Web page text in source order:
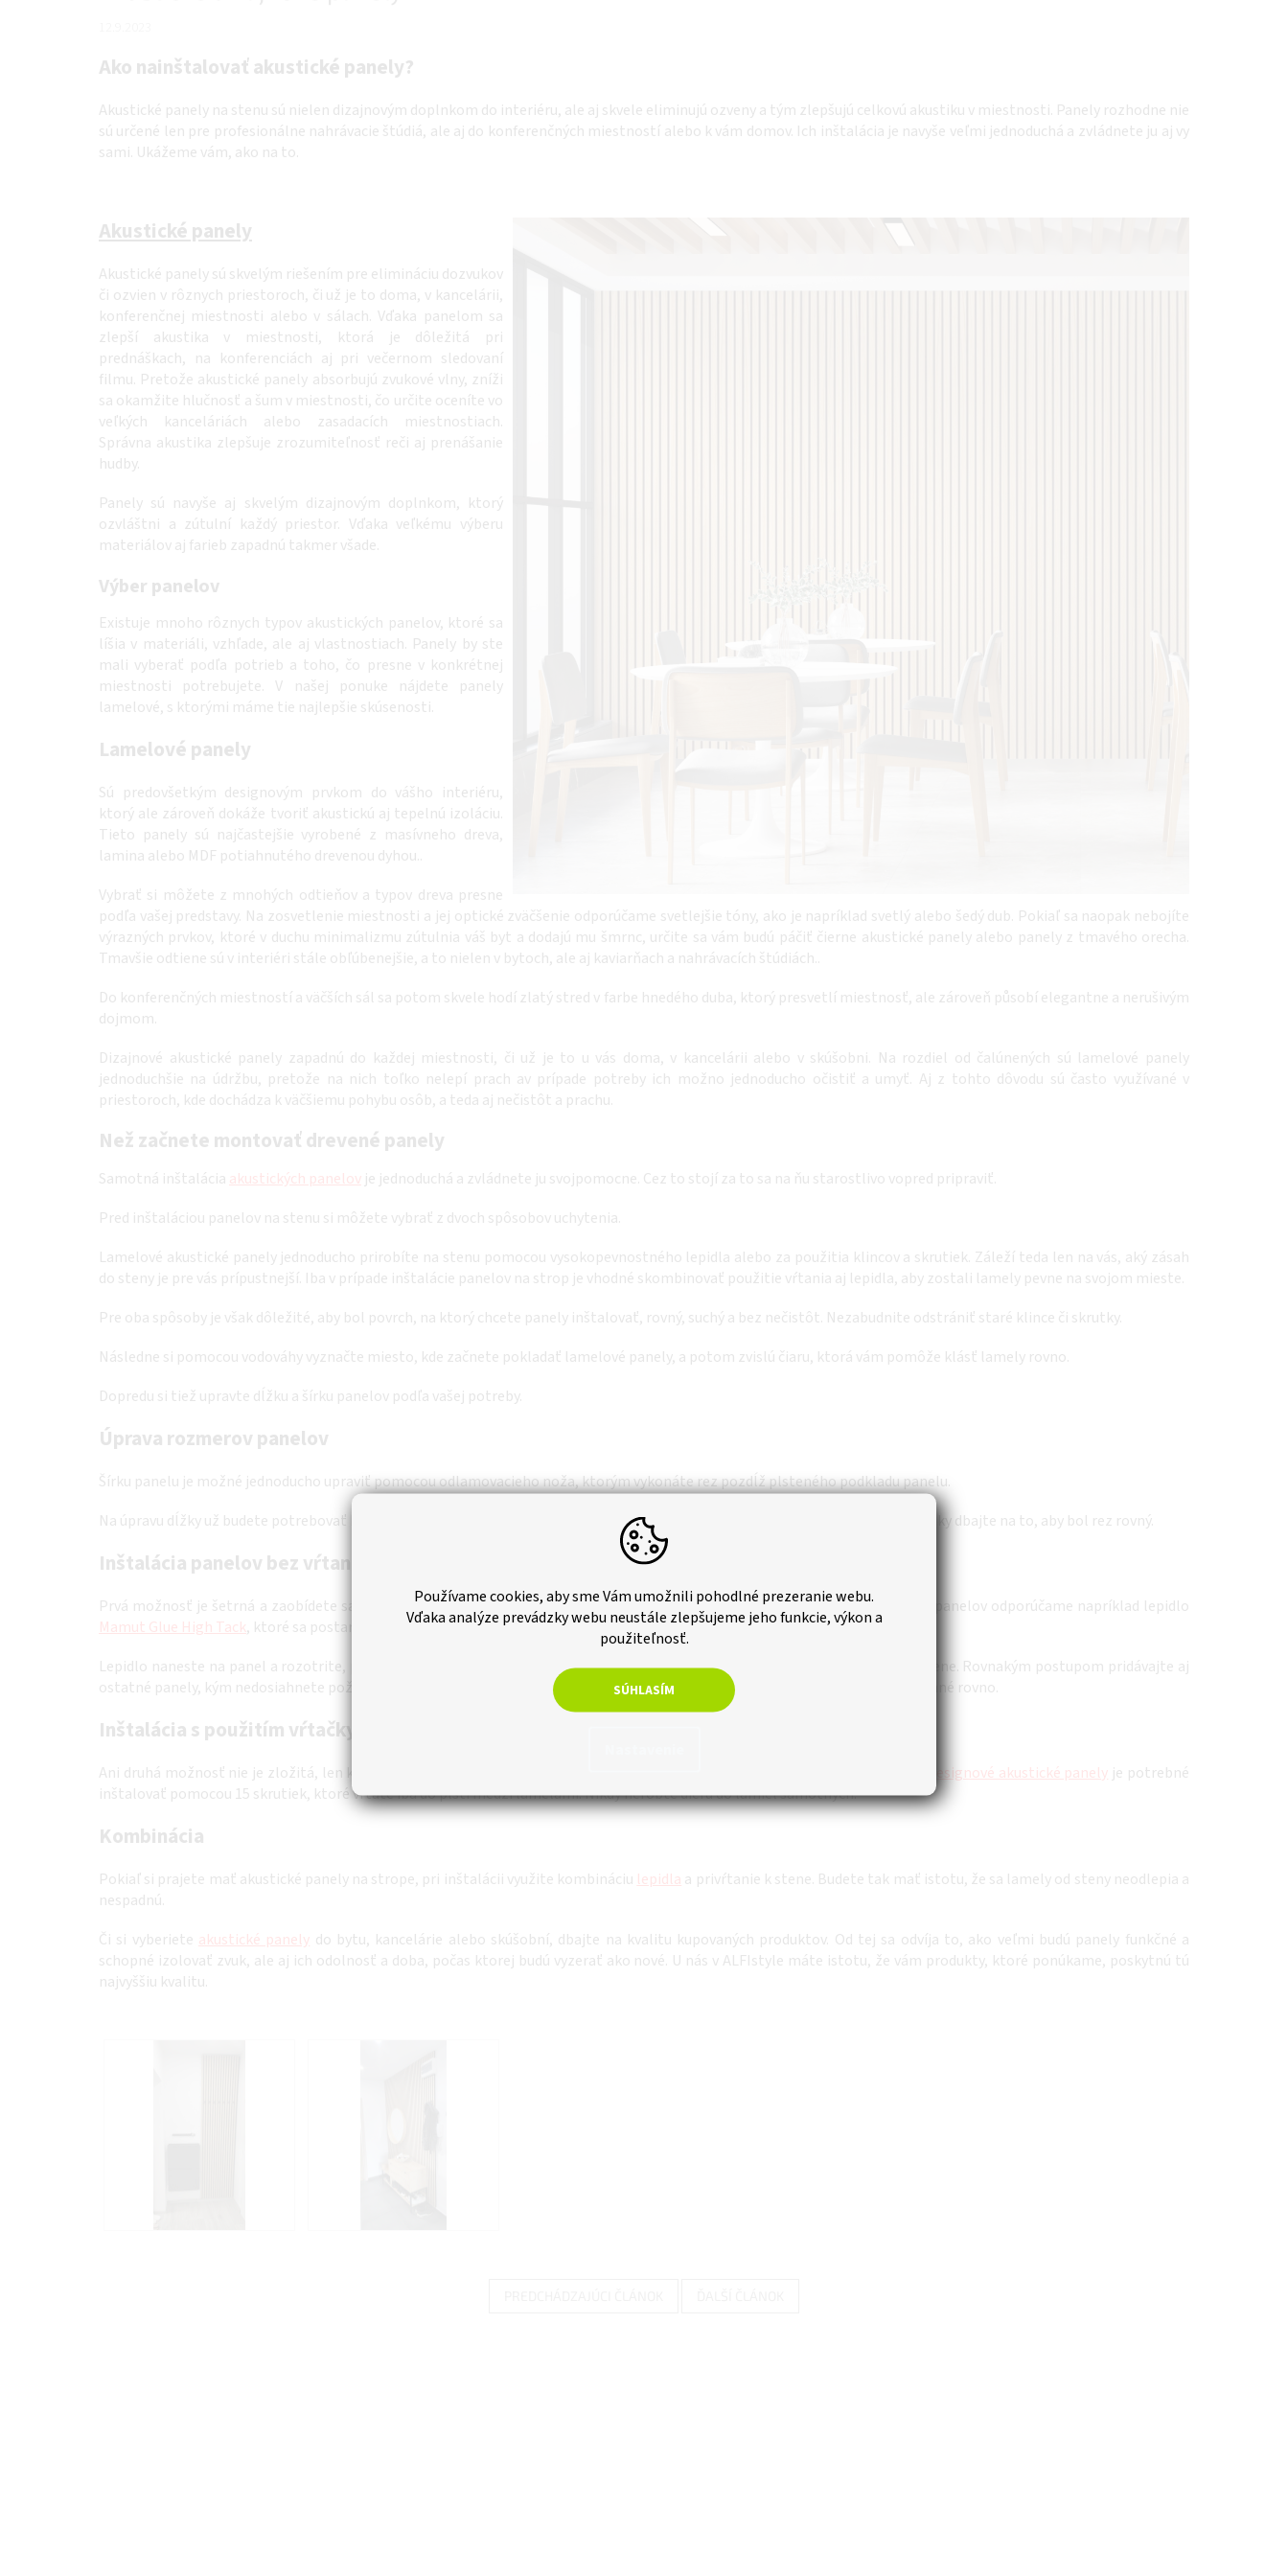
Používame cookies, aby sme Vám umožnili pohodlné prezeranie webu.
Vďaka analýze prevádzky webu neustále zlepšujeme jeho funkcie, výkon a
použiteľnosť.
SÚHLASÍM
Ako nainštalovať akustické panely?
Akustické panely na stenu sú nielen dizajnovým doplnkom do interiéru, ale aj skvele eliminujú ozveny a tým zlepšujú celkovú akustiku v miestnosti. Panely rozhodne nie
sú určené len pre profesionálne nahrávacie štúdiá, ale aj do konferenčných miestností alebo k vám domov. Ich inštalácia je navyše veľmi jednoduchá a zvládnete ju aj vy
sami. Ukážeme vám, ako na to.
Akustické panely
Akustické panely sú skvelým riešením pre elimináciu dozvukov
či ozvien v rôznych priestoroch, či už je to doma, v kancelárii,
konferenčnej miestnosti alebo v sálach. Vďaka panelom sa
zlepší akustika v miestnosti, ktorá je dôležitá pri
prednáškach, na konferenciách aj pri večernom sledovaní
filmu. Pretože akustické panely absorbujú zvukové vlny, zníži
sa okamžite hlučnosť a šum v miestnosti, čo určite oceníte vo
veľkých kanceláriách alebo zasadacích miestnostiach.
Správna akustika zlepšuje zrozumiteľnosť reči aj prenášanie
hudby.
Panely sú navyše aj skvelým dizajnovým doplnkom, ktorý
ozvláštni a zútulní každý priestor. Vďaka veľkému výberu
materiálov aj farieb zapadnú takmer všade.
Výber panelov
Existuje mnoho rôznych typov akustických panelov, ktoré sa
líšia v materiáli, vzhľade, ale aj vlastnostiach. Panely by ste
mali vyberať podľa potrieb a toho, čo presne v konkrétnej
miestnosti potrebujete. V našej ponuke nájdete panely
lamelové, s ktorými máme tie najlepšie skúsenosti.
Lamelové panely
Sú predovšetkým designovým prvkom do vášho interiéru,
ktorý ale zároveň dokáže tvoriť akustickú aj tepelnú izoláciu.
Tieto panely sú najčastejšie vyrobené z masívneho dreva,
lamina alebo MDF potiahnutého drevenou dyhou..
Vybrať si môžete z mnohých odtieňov a typov dreva presne
podľa vašej predstavy. Na zosvetlenie miestnosti a jej optické zväčšenie odporúčame svetlejšie tóny, ako je napríklad svetlý alebo šedý dub. Pokiaľ sa naopak nebojíte
výrazných prvkov, ktoré v duchu minimalizmu zútulnia váš byt a dodajú mu šmrnc, určite sa vám budú páčiť čierne akustické panely alebo panely z tmavého orecha.
Tmavšie odtiene sú v interiéri stále obľúbenejšie, a to nielen v bytoch, ale aj kaviarňach a nahrávacích štúdiách..
Do konferenčných miestností a väčších sál sa potom skvele hodí zlatý stred v farbe hnedého duba, ktorý presvetlí miestnosť, ale zároveň působí elegantne a nerušivým
dojmom.
Dizajnové akustické panely zapadnú do každej miestnosti, či už je to u vás doma, v kancelárii alebo v skúšobni. Na rozdiel od čalúnených sú lamelové panely
jednoduchšie na údržbu, pretože na nich toľko nelepí prach av prípade potreby ich možno jednoducho očistiť a umyť. Aj z tohto dôvodu sú často využívané v
priestoroch, kde dochádza k väčšiemu pohybu osôb, a teda aj nečistôt a prachu.
Než začnete montovať drevené panely
Samotná inštalácia akustických panelov je jednoduchá a zvládnete ju svojpomocne. Cez to stojí za to sa na ňu starostlivo vopred pripraviť.
Pred inštaláciou panelov na stenu si môžete vybrať z dvoch spôsobov uchytenia.
Lamelové akustické panely jednoducho prirobíte na stenu pomocou vysokopevnostného lepidla alebo za použitia klincov a skrutiek. Záleží teda len na vás, aký zásah
do steny je pre vás prípustnejší. Iba v prípade inštalácie panelov na strop je vhodné skombinovať použitie vŕtania aj lepidla, aby zostali lamely pevne na svojom mieste.
Pre oba spôsoby je však dôležité, aby bol povrch, na ktorý chcete panely inštalovať, rovný, suchý a bez nečistôt. Nezabudnite odstrániť staré klince či skrutky.
Následne si pomocou vodováhy vyznačte miesto, kde začnete pokladať lamelové panely, a potom zvislú čiaru, ktorá vám pomôže klásť lamely rovno.
Dopredu si tiež upravte dĺžku a šírku panelov podľa vašej potreby.
Úprava rozmerov panelov
Šírku panelu je možné jednoducho upraviť pomocou odlamovacieho noža, ktorým vykonáte rez pozdĺž plsteného podkladu panelu.
Na úpravu dĺžky už budete potrebovať kotúčovú pílu, ktorá zaistí rovný rez, alebo klasickú pílku na drevo. Pri použití obyčajnej pílky dbajte na to, aby bol rez rovný.
Inštalácia panelov bez vŕtania
Prvá možnosť je šetrná a zaobídete sa u nej aj bez vŕtačky. Vystačíte si u nej iba s kvalitným lepidlom. Na lepenie akustických panelov odporúčame napríklad lepidlo
Mamut Glue High Tack, ktoré sa postará o to, že budú lamely držať pevné na svojom mieste.
Lepidlo naneste na panel a rozotrite, prípadne ho môžete naniesť aj priamo na stenu. Potom panel pripevnite a zatlačte k stene. Rovnakým postupom pridávajte aj
ostatné panely, kým nedosiahnete požadovanú šírku. Vodováhu majte stále po ruke a dbajte na to, že budú panely k sebe prikladané rovno.
Inštalácia s použitím vŕtačky
Ani druhá možnosť nie je zložitá, len k nej tentokrát potrebujete vŕtačku a čierne skrutky s zodpovedajúcim rozmerom. Naše designové akustické panely je potrebné
inštalovať pomocou 15 skrutiek, ktoré vŕtate iba do plsti medzi lamelami. Nikdy nerobte dieru do lamiel samotných.
Kombinácia
Pokiaľ si prajete mať akustické panely na strope, pri inštalácii využite kombináciu lepidla a privŕtanie k stene. Budete tak mať istotu, že sa lamely od steny neodlepia a
nespadnú.
Či si vyberiete akustické panely do bytu, kancelárie alebo skúšobní, dbajte na kvalitu kupovaných produktov. Od tej sa odvíja to, ako veľmi budú panely funkčné a
schopné izolovať zvuk, ale aj ich odolnosť a doba, počas ktorej budú vyzerať ako nové. U nás v ALFIstyle máte istotu, že vám produkty, ktoré ponúkame, poskytnú tú
najvyššiu kvalitu.